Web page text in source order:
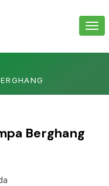
Berghang